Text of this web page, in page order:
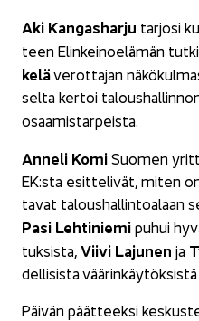
Aki Kan­gas­har­ju tar­jo­si
teen Elin­kei­noe­lä­män
ke­läve­rot­ta­jan
sel­ta ker­toi
osaa­mis­tar­peis­ta.
An­ne­li KomiSuo­men
EK:sta esit­te­li­vät, miten
ta­vat ta­lous­hal­lin­toa­laan
Pasi Leh­ti­nie­mipuhui
tuk­sis­ta,Viivi La­ju­nen ja
del­li­sis­ta
Päi­vän päät­teek­si